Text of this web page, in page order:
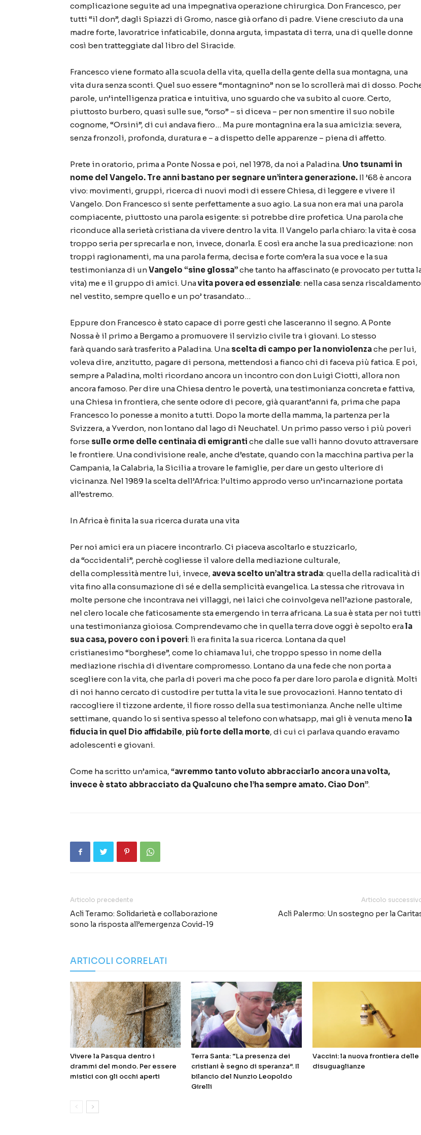
complicazione seguite ad una impegnativa operazione chirurgica. Don Francesco, per
tutti “il don”, dagli Spiazzi di Gromo, nasce giàorfano di padre. Viene cresciuto da una
madre forte, lavoratrice infaticabile, donna arguta, impastata di terra, una di quelle donne
così ben tratteggiate dal libro del Siracide.
Francesco viene formato alla scuola della vita, quella della gente della sua montagna, una
vita dura senza sconti. Quel suo essere “montagnino” non se lo scrollerà mai di dosso.
parole, un’intelligenza pratica e intuitiva, uno sguardo che va subito al cuore. Certo,
piuttosto burbero, quasi sulle sue, “orso” – si diceva – per non smentire il suo nobile
cognome, “Orsini”, di cui andava fiero… Ma pure montagnina era la sua amicizia: severa,
senza fronzoli, profonda, duratura e – a dispetto delle apparenze – piena di affetto.
Prete in oratorio, prima a Ponte Nossa e poi, nel 1978, da noi a Paladina. Uno tsunami in
nome del Vangelo. Tre anni bastano per segnare un’intera generazione. Il ’68 è ancora
vivo: movimenti, gruppi, ricerca di nuovi modi di essere Chiesa, di leggere e vivere il
Vangelo. Don Francesco si sente perfettamente a suo agio. La sua non era mai una parola
compiacente, piuttosto una parola esigente: si potrebbe dire profetica. Una parola che
riconduce alla serietàcristiana da vivere dentro la vita. Il Vangelo parla chiaro: la vitaè cosa
troppo seria per sprecarla e non, invece, donarla. E così era anche la sua predicazione: non
troppi ragionamenti, ma una parola ferma, decisa e forte com’era la sua voce e la sua
testimonianza di unVangelo “sine glossa”che tanto ha affascinato (e provocato per tutta
vita) me e il gruppo di amici. Unavita povera ed essenziale: nella casa senza
nel vestito, sempre quello e un po’ trasandato…
Eppure don Francesco è stato capace di porre gesti che lasceranno il segno. A Ponte
Nossaè il primo a Bergamo a promuovere il servizio civile tra i giovani. Lo stesso
faràquando saràtrasferito a Paladina. Una scelta di campo per la nonviolenzache per lui,
voleva dire, anzitutto, pagare di persona, mettendosi a fianco chi di faceva più fatica. E poi,
sempre a Paladina, molti ricordano ancora un incontro con don Luigi Ciotti, allora non
ancora famoso. Per dire una Chiesa dentro le povertà, una testimonianza concreta e fattiva,
una Chiesa in frontiera, che sente odore di pecore, giàquarant’anni fa, prima che papa
Francesco lo ponesse a monito a tutti. Dopo la morte della mamma, la partenza per la
Svizzera, a Yverdon, non lontano dal lago di Neuchatel. Un primo passo verso i più poveri
forse sulle orme delle centinaia di emigranti che dalle sue valli hanno dovuto attraversare
le frontiere. Una condivisione reale, anche d’estate, quando con la macchina partiva per la
Campania, la Calabria, la Sicilia a trovare le famiglie, per dare un gesto ulteriore di
vicinanza. Nel 1989 la scelta dell’Africa: l’ultimo approdo verso un’incarnazione portata
all’estremo.
In Africaè finita la sua ricerca durata una vita
Per noi amici era un piacere incontrarlo. Ci piaceva ascoltarlo e stuzzicarlo,
da“occidentali”, perchè cogliesse il valore della mediazione culturale,
della complessitàmentre lui, invece, aveva scelto un’altra strada: quella della radicalitàdi
vita fino alla consumazione di sé e della semplicitàevangelica. La stessa che ritrovava in
molte persone che incontrava nei villaggi, nei laici che coinvolgeva nell’azione pastorale,
nel clero locale che faticosamente sta emergendo in terra africana. La suaè stata per noi tutti
una testimonianza gioiosa. Comprendevamo che in quella terra dove oggi è sepolto erala
sua casa, povero con i poveri: lì era finita la sua ricerca. Lontana da quel
cristianesimo “borghese”, come lo chiamava lui, che troppo spesso in nome della
mediazione rischia di diventare compromesso. Lontano da una fede che non porta a
scegliere con la vita, che parla di poveri ma che poco fa per dare loro parola e dignità. Molti
di noi hanno cercato di custodire per tutta la vita le sue provocazioni. Hanno tentato di
raccogliere il tizzone ardente, il fiore rosso della sua testimonianza.Anche nelle ultime
settimane, quando lo si sentiva spesso al telefono con whatsapp, mai gli è venuta meno la
fiducia in quel Dio affidabile, più forte della morte, di cui ci parlava quando eravamo
adolescenti e giovani.
Come ha scritto un’amica, “avremmo tanto voluto abbracciarlo ancora una volta,
invece è stato abbracciato da Qualcuno che l’ha sempre amato. Ciao Don”.
Articolo precedente
Acli Teramo: Solidarietà e collaborazione
sono la risposta all’emergenza Covid-19
Articolo
Acli Palermo: Un sostegno per la
ARTICOLI CORRELATI
Vivere la Pasqua dentro i
drammi del mondo. Per essere
mistici con gli occhi aperti
Terra Santa: “La presenza dei
cristiani è segno di speranza”. Il
bilancio del Nunzio Leopoldo
Girelli
Vaccini: la nuova frontiera delle
disuguaglianze